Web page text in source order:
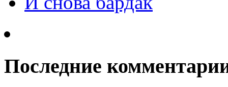
Последние